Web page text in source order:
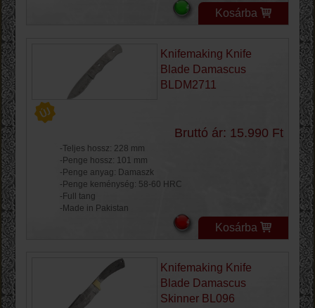
Kosárba
Knifemaking Knife
Blade Damascus
BLDM2711
Bruttó ár: 15.990 Ft
-Teljes hossz: 228 mm
-Penge hossz: 101 mm
-Penge anyag: Damaszk
-Penge keménység: 58-60 HRC
-Full tang
-Made in Pakistan
Kosárba
Knifemaking Knife
Blade Damascus
Skinner BL096